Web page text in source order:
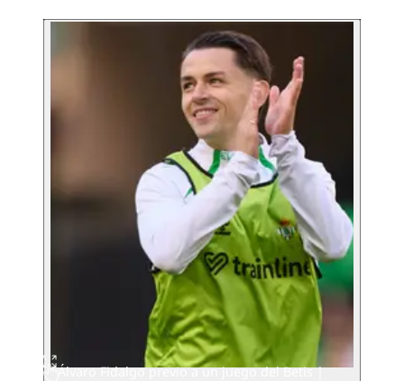
Álvaro Fidalgo previo a un juego del Betis |